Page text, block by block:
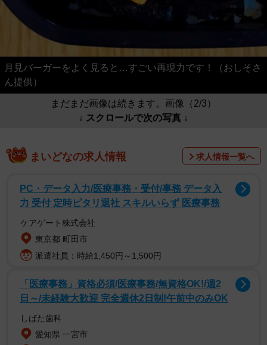
月見バーガーをよく見ると…すごい再現力です！（おしそさ
ん提供）
まだまだ画像は続きます。画像（2/3）
↓ スクロールで次の写真 ↓
まいどなの求人情報 求人情報一覧へ
PC・データ入力/医療事務・受付/事務 データ入
力 受付 定時ピタリ退社 スキルいらず 医療事務
ケアゲート株式会社
東京都 町田市
派遣社員：時給1,450円～1,500円
「医療事務」資格必須/医療事務/無資格OK!/週2
日～/未経験大歓迎 完全週休2日制!午前中のみOK
しばた歯科
愛知県 一宮市